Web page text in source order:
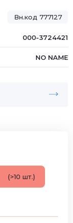
Вн.код 777127
000-3724421
NO NAME
(>10 шт.)